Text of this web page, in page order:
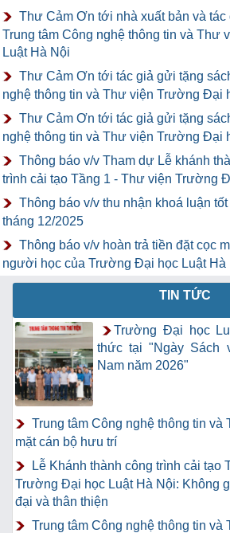
Thư Cảm Ơn tới nhà xuất bản và tác
Trung tâm Công nghệ thông tin và Thư
Luật Hà Nội
Thư Cảm Ơn tới tác giả gửi tặng
nghệ thông tin và Thư viện Trường Đại
Thư Cảm Ơn tới tác giả gửi tặng
nghệ thông tin và Thư viện Trường Đại
Thông báo v/v Tham dự Lễ khánh
trình cải tạo Tầng 1 - Thư viện Trường
Thông báo v/v thu nhận khoá luận
tháng 12/2025
Thông báo v/v hoàn trả tiền đặt cọc
người học của Trường Đại học Luật Hà
TIN TỨC
Trường Đại học
thức tại "Ngày Sách
Nam năm 2026"
Trung tâm Công nghệ thông tin
mặt cán bộ hưu trí
Lễ Khánh thành công trình cải tạo
Trường Đại học Luật Hà Nội: Không
đại và thân thiện
Trung tâm Công nghệ thông tin và